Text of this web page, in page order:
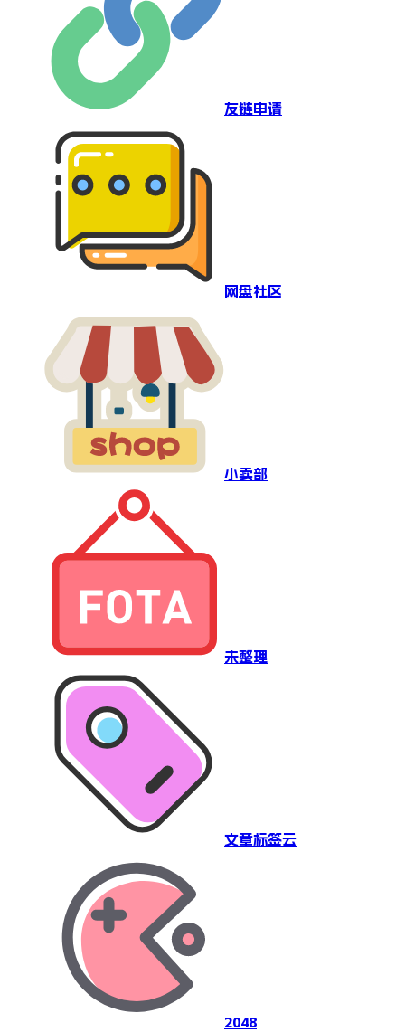
友链申请
网盘社区
小卖部
未整理
文章标签云
2048